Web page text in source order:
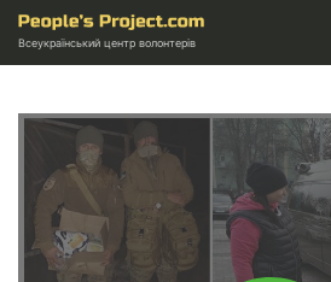
Всеукраїнський центр волонтерів